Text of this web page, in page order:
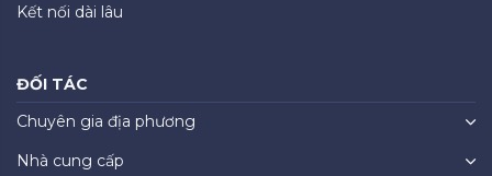
Kết nối dài lâu
ĐỐI TÁC
Chuyên gia địa phương
Nhà cung cấp